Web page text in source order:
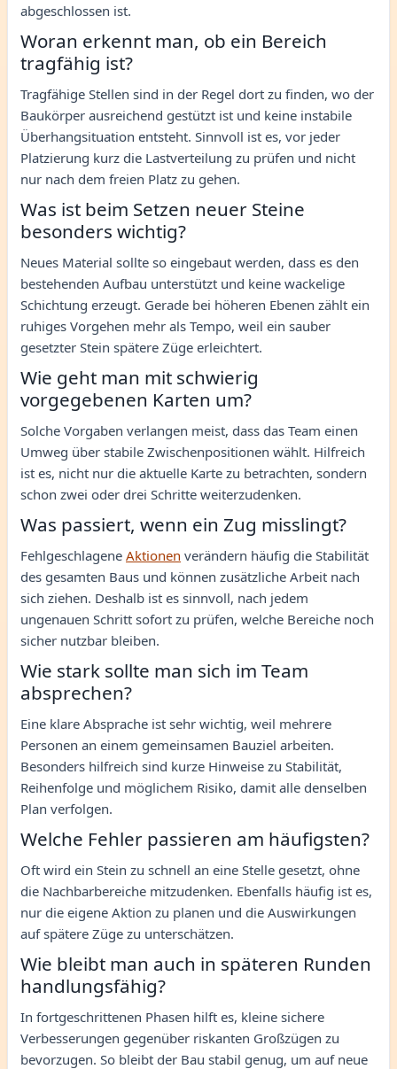
abgeschlossen ist.
Woran erkennt man, ob ein Bereich
tragfähig ist?
Tragfähige Stellen sind in der Regel dort zu finden, wo der
Baukörper ausreichend gestützt ist und keine instabile
Überhangsituation entsteht. Sinnvoll ist es, vor jeder
Platzierung kurz die Lastverteilung zu prüfen und nicht
nur nach dem freien Platz zu gehen.
Was ist beim Setzen neuer Steine
besonders wichtig?
Neues Material sollte so eingebaut werden, dass es den
bestehenden Aufbau unterstützt und keine wackelige
Schichtung erzeugt. Gerade bei höheren Ebenen zählt ein
ruhiges Vorgehen mehr als Tempo, weil ein sauber
gesetzter Stein spätere Züge erleichtert.
Wie geht man mit schwierig
vorgegebenen Karten um?
Solche Vorgaben verlangen meist, dass das Team einen
Umweg über stabile Zwischenpositionen wählt. Hilfreich
ist es, nicht nur die aktuelle Karte zu betrachten, sondern
schon zwei oder drei Schritte weiterzudenken.
Was passiert, wenn ein Zug misslingt?
Fehlgeschlagene Aktionen verändern häufig die Stabilität
des gesamten Baus und können zusätzliche Arbeit nach
sich ziehen. Deshalb ist es sinnvoll, nach jedem
ungenauen Schritt sofort zu prüfen, welche Bereiche noch
sicher nutzbar bleiben.
Wie stark sollte man sich im Team
absprechen?
Eine klare Absprache ist sehr wichtig, weil mehrere
Personen an einem gemeinsamen Bauziel arbeiten.
Besonders hilfreich sind kurze Hinweise zu Stabilität,
Reihenfolge und möglichem Risiko, damit alle denselben
Plan verfolgen.
Welche Fehler passieren am häufigsten?
Oft wird ein Stein zu schnell an eine Stelle gesetzt, ohne
die Nachbarbereiche mitzudenken. Ebenfalls häufig ist es,
nur die eigene Aktion zu planen und die Auswirkungen
auf spätere Züge zu unterschätzen.
Wie bleibt man auch in späteren Runden
handlungsfähig?
In fortgeschrittenen Phasen hilft es, kleine sichere
Verbesserungen gegenüber riskanten Großzügen zu
bevorzugen. So bleibt der Bau stabil genug, um auf neue